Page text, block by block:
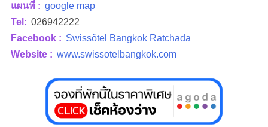
แผนที่ : google map
Tel: 026942222
Facebook : Swissôtel Bangkok Ratchada
Website : www.swissotelbangkok.com